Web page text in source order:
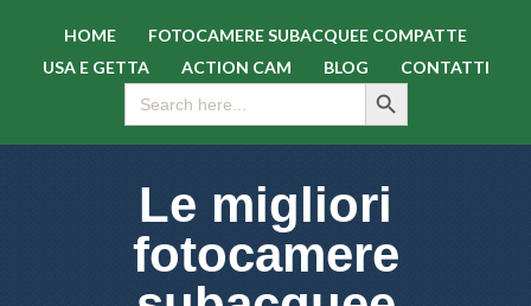
HOME
FOTOCAMERE SUBACQUEE COMPATTE
USA E GETTA
ACTION CAM BLOG
CONTATTI
Search
for:
SEARCH BUTTON
Le migliori
fotocamere